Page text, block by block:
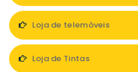
Loja de telemóveis
Loja de Tintas